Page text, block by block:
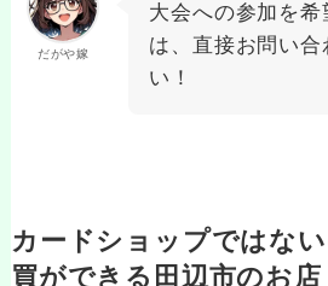
だがや嫁
大会への参加を希
は、直接お問い合
い！
カードショップではな
買ができる田辺市のお店